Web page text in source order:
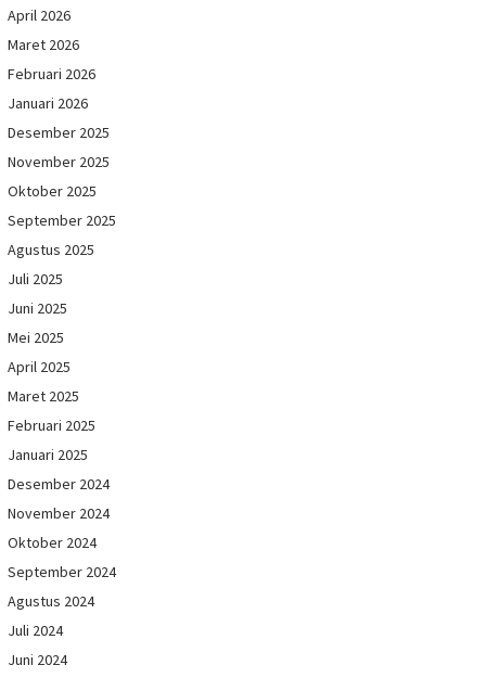
April 2026
Maret 2026
Februari 2026
Januari 2026
Desember 2025
November 2025
Oktober 2025
September 2025
Agustus 2025
Juli 2025
Juni 2025
Mei 2025
April 2025
Maret 2025
Februari 2025
Januari 2025
Desember 2024
November 2024
Oktober 2024
September 2024
Agustus 2024
Juli 2024
Juni 2024